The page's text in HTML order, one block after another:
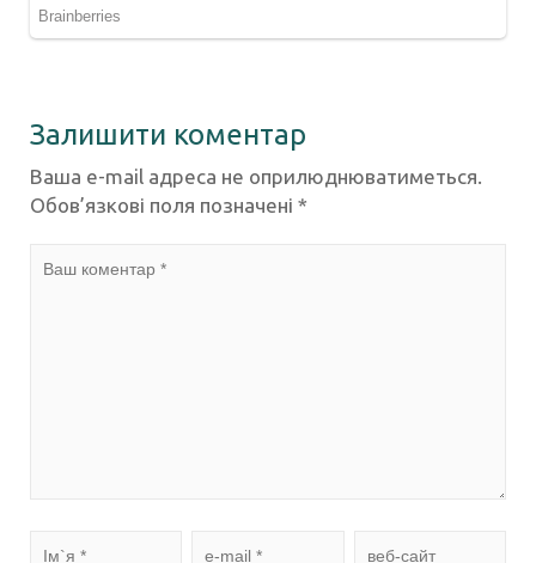
Залишити коментар
Ваша e-mail адреса не оприлюднюватиметься.
Обов’язкові поля позначені *